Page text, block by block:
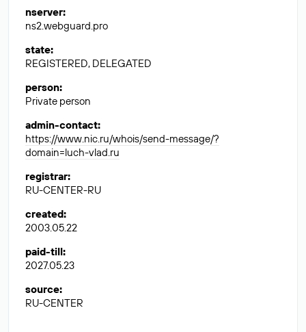
nserver:
ns2.webguard.pro
state:
REGISTERED, DELEGATED
person:
Private person
admin-contact:
https://www.nic.ru/whois/send-message/?
domain=luch-vlad.ru
registrar:
RU-CENTER-RU
created:
2003.05.22
paid-till:
2027.05.23
source:
RU-CENTER